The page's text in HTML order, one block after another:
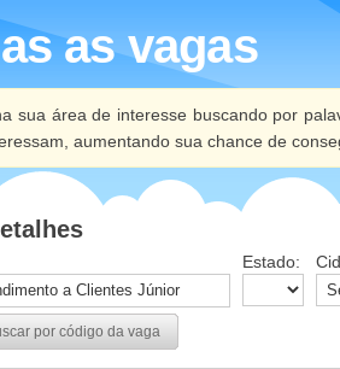
as vagas
sua área de interesse buscando por
aumentando sua chance de
Estado:
por código da vaga